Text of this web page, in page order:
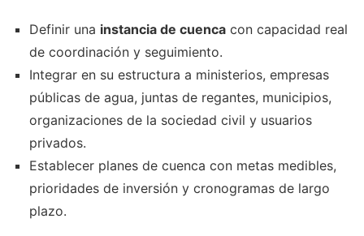
Definir una instancia de cuencacon capacidad real
de coordinación y seguimiento.
Integrar en su estructura a ministerios, empresas
públicas de agua, juntas de regantes, municipios,
organizaciones de la sociedad civil y usuarios
privados.
Establecer planes de cuenca con metas medibles,
prioridades de inversión y cronogramas de largo
plazo.